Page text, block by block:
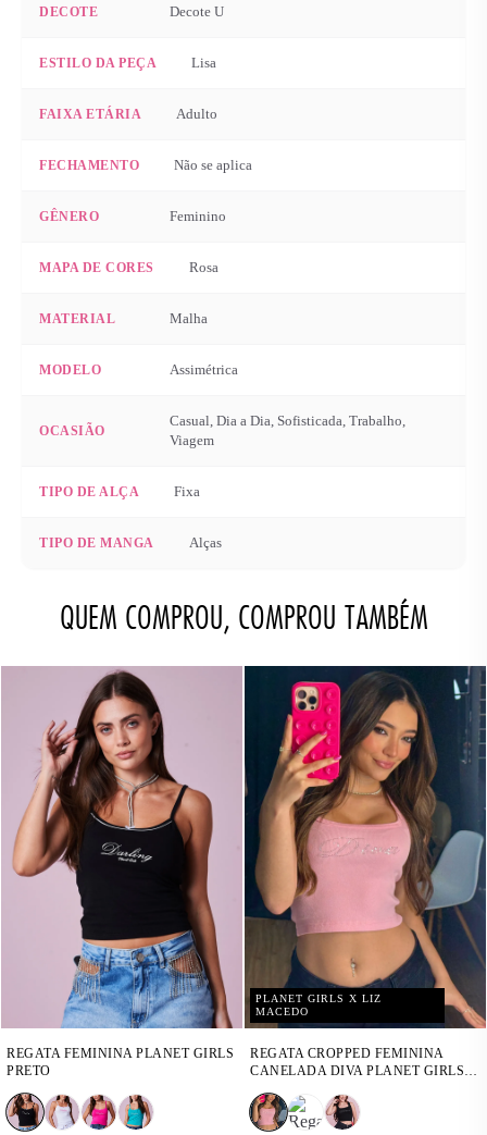
DECOTE Decote U
ESTILO DA PEÇA Lisa
FAIXA ETÁRIA Adulto
FECHAMENTO Não se aplica
GÊNERO Feminino
MAPA DE CORES Rosa
MATERIAL Malha
MODELO Assimétrica
OCASIÃO
Casual, Dia a Dia, Sofisticada, Trabalho,
Viagem
TIPO DE ALÇA Fixa
TIPO DE MANGA Alças
QUEM COMPROU, COMPROU TAMBÉM
REGATA FEMININA PLANET GIRLS
PRETO
PLANET GIRLS X LIZ
MACEDO
REGATA CROPPED FEMININA
CANELADA DIVA PLANET GIRLS